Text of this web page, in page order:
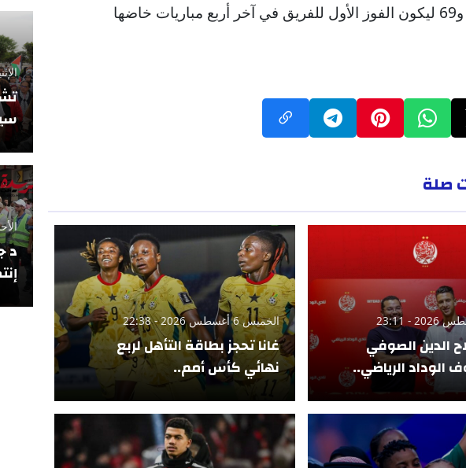
الدقيقتين 58 و69 ليكون الفوز الأول للفريق في آخر أربع مباريات خاضها
صلة
الدين الصوفي
الوداد الرياضي..
الخميس 6 أغسطس 2026 - 22:38
غانا تحجز بطاقة التأهل لربع
نهائي كأس أمم..
الإثنين 10
الأحد 5 أكتوبر
د